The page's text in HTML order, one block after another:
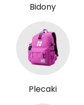
Bidony
Plecaki